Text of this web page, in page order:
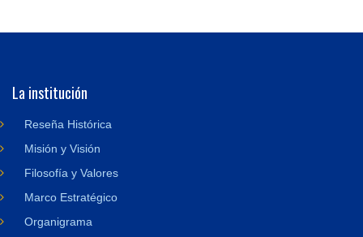
La institución
Reseña Histórica
Misión y Visión
Filosofía y Valores
Marco Estratégico
Organigrama